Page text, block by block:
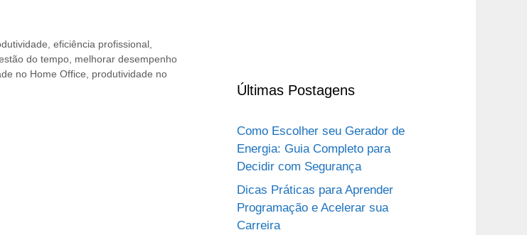
eficiência profissional,
do tempo melhorar desempenho
no Home Office
produtividade no
Últimas Postagens
Como Escolher seu Gerador de
Energia: Guia Completo para
Decidir com Segurança
Dicas Práticas para Aprender
Programação e Acelerar sua
Carreira